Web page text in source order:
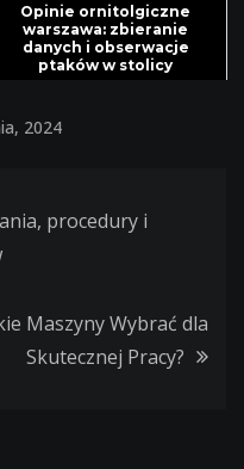
Opinie ornitolgiczne
warszawa: zbieranie
danych i obserwacje
ptaków w stolicy
2024
procedury i
Maszyny Wybrać dla
Skutecznej Pracy?